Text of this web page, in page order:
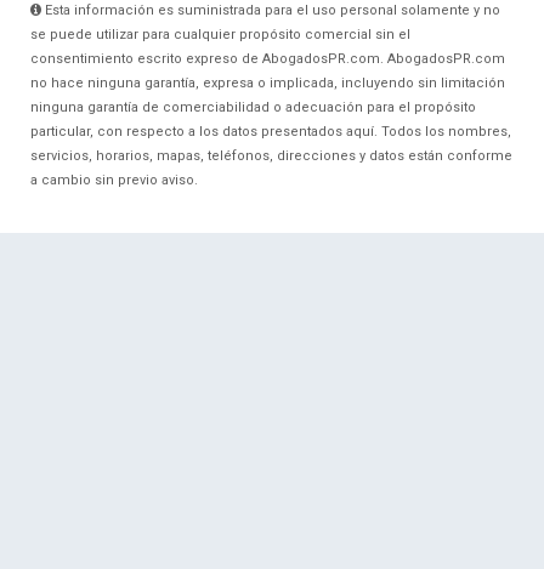
Esta información es suministrada para el uso personal solamente y no
se puede utilizar para cualquier propósito comercial sin el
consentimiento escrito expreso de AbogadosPR.com. AbogadosPR.com
no hace ninguna garantía, expresa o implicada, incluyendo sin limitación
ninguna garantía de comerciabilidad o adecuación para el propósito
particular, con respecto a los datos presentados aquí. Todos los nombres,
servicios, horarios, mapas, teléfonos, direcciones y datos están conforme
a cambio sin previo aviso.